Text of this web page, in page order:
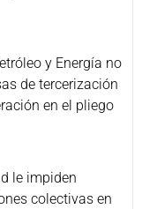
y Energía no
de tercerización
en el pliego
le impiden
colectivas en